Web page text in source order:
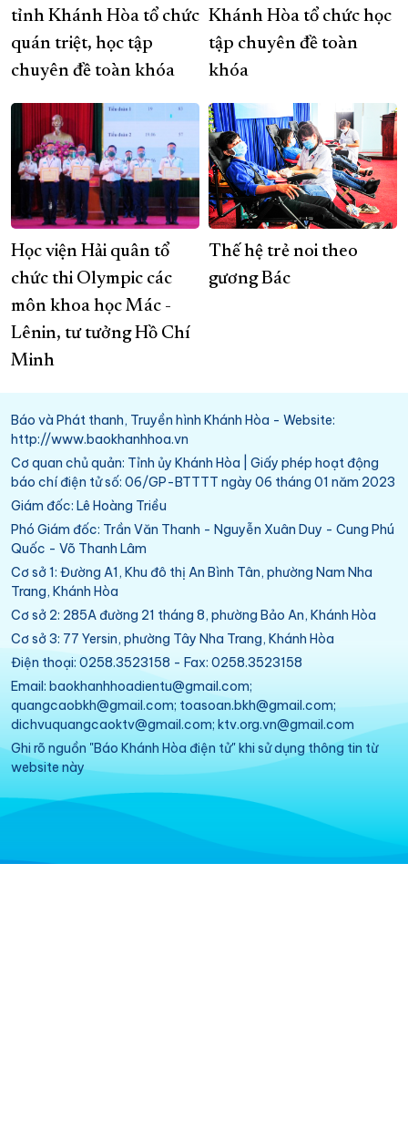
tỉnh Khánh Hòa tổ chức
quán triệt, học tập
chuyên đề toàn khóa
Khánh Hòa tổ chức học
tập chuyên đề toàn
khóa
Học viện Hải quân tổ
chức thi Olympic các
môn khoa học Mác -
Lênin, tư tưởng Hồ Chí
Minh
Thế hệ trẻ noi theo
gương Bác
Báo và Phát thanh, Truyền hình Khánh Hòa - Website:
http://www.baokhanhhoa.vn
Cơ quan chủ quản: Tỉnh ủy Khánh Hòa | Giấy phép hoạt động
báo chí điện tử số: 06/GP-BTTTT ngày 06 tháng 01 năm 2023
Giám đốc: Lê Hoàng Triều
Phó Giám đốc: Trần Văn Thanh - Nguyễn Xuân Duy - Cung Phú
Quốc - Võ Thanh Lâm
Cơ sở 1: Đường A1, Khu đô thị An Bình Tân, phường Nam Nha
Trang, Khánh Hòa
Cơ sở 2: 285A đường 21 tháng 8, phường Bảo An, Khánh Hòa
Cơ sở 3: 77 Yersin, phường Tây Nha Trang, Khánh Hòa
Điện thoại: 0258.3523158 - Fax: 0258.3523158
Email: baokhanhhoadientu@gmail.com;
quangcaobkh@gmail.com; toasoan.bkh@gmail.com;
dichvuquangcaoktv@gmail.com; ktv.org.vn@gmail.com
Ghi rõ nguồn "Báo Khánh Hòa điện tử" khi sử dụng thông tin từ
website này